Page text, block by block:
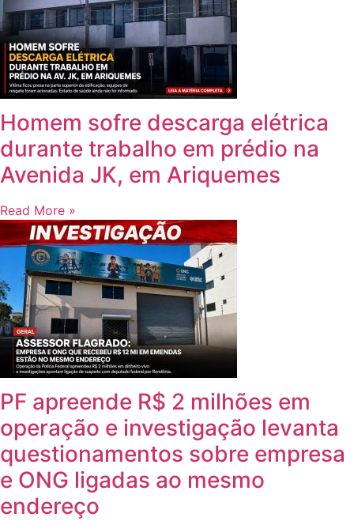
Homem sofre descarga elétrica
durante trabalho em prédio na
Avenida JK, em Ariquemes
Read More »
PF apreende R$ 2 milhões em
operação e investigação levanta
questionamentos sobre empresa
e ONG ligadas ao mesmo
endereço